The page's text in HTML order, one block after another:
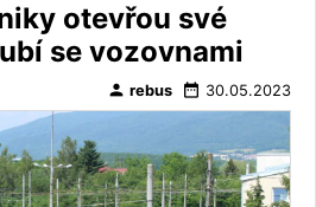
otevřou své
se vozovnami
person rebus date_range 30.05.2023